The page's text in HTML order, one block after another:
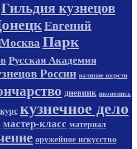
Гильдия кузнецов
Евгений
Москва Парк
Русская Академия
России валяние шерсти
дневник иконопись
кузнечное дело
мастер-класс материал
оружейное искусство